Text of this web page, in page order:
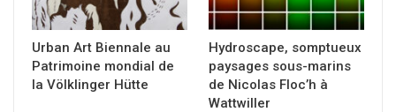
Urban Art Biennale au
Patrimoine mondial de
la Völklinger Hütte
Hydroscape, somptueux
paysages sous-marins
de Nicolas Floc’h à
Wattwiller